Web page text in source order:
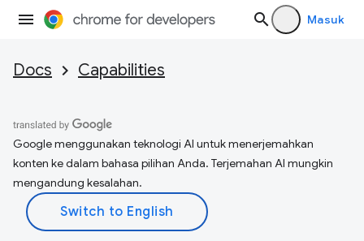
Masuk
Docs Capabilities
Google menggunakan teknologi AI untuk menerjemahkan
konten ke dalam bahasa pilihan Anda. Terjemahan AI mungkin
mengandung kesalahan.